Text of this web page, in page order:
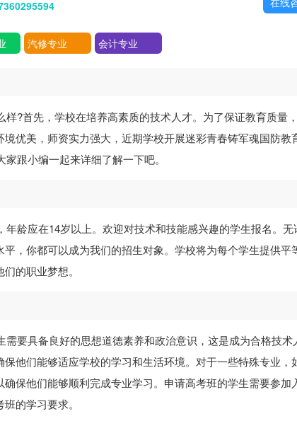
汽修专业 会计专业
样?首先，学校在培养高素质的技术人才。为了保证教育质量
优美，师资实力强大，近期学校开展迷彩青春铸军魂国防教
跟小编一起来详细了解一下吧。
龄应在14岁以上。欢迎对技术和技能感兴趣的学生报名。无
，你都可以成为我们的招生对象。学校将为每个学生提供平
的职业梦想。
要具备良好的思想道德素养和政治意识，这是成为合格技术
他们能够适应学校的学习和生活环境。对于一些特殊专业，
保他们能够顺利完成专业学习。申请高考班的学生需要参加
的学习要求。